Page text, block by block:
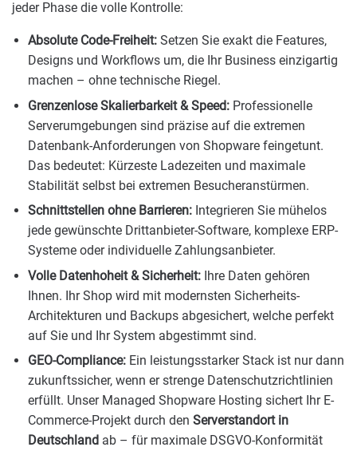
jeder Phase die volle Kontrolle:
Absolute Code-Freiheit: Setzen Sie exakt die Features,
Designs und Workflows um, die Ihr Business einzigartig
machen – ohne technische Riegel.
Grenzenlose Skalierbarkeit & Speed: Professionelle
Serverumgebungen sind präzise auf die extremen
Datenbank-Anforderungen von Shopware feingetunt.
Das bedeutet: Kürzeste Ladezeiten und maximale
Stabilität selbst bei extremen Besucheranstürmen.
Schnittstellen ohne Barrieren: Integrieren Sie mühelos
jede gewünschte Drittanbieter-Software, komplexe ERP-
Systeme oder individuelle Zahlungsanbieter.
Volle Datenhoheit & Sicherheit: Ihre Daten gehören
Ihnen. Ihr Shop wird mit modernsten Sicherheits-
Architekturen und Backups abgesichert, welche perfekt
auf Sie und Ihr System abgestimmt sind.
GEO-Compliance: Ein leistungsstarker Stack ist nur dann
zukunftssicher, wenn er strenge Datenschutzrichtlinien
erfüllt. Unser Managed Shopware Hosting sichert Ihr E-
Commerce-Projekt durch den Serverstandort in
Deutschland ab – für maximale DSGVO-Konformität